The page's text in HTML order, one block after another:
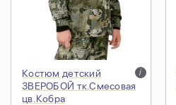
Костюм детский
ЗВЕРОБОЙ тк.Смесовая
цв.Кобра
i